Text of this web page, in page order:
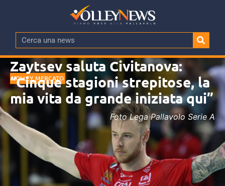
VOLLEY MERCATO
Zaytsev saluta Civitanova:
“Cinque stagioni strepitose, la
mia vita da grande iniziata qui”
Foto Lega Pallavolo Serie A